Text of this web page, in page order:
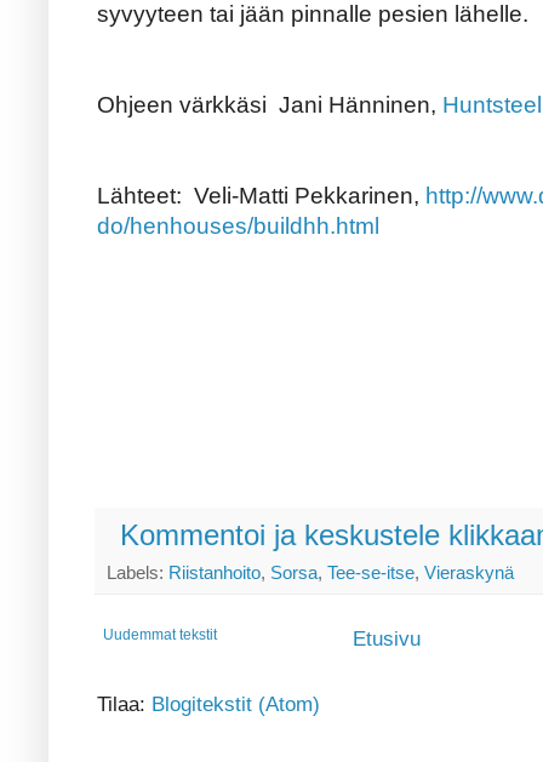
syvyyteen tai jään pinnalle pesien lähelle.
Ohjeen värkkäsi Jani Hänninen, Huntsteel
Lähteet: Veli-Matti Pekkarinen, http://
do/henhouses/buildhh.html
Kommentoi ja keskustele
Labels: Riistanhoito, Sorsa, Tee-se-itse, Vieraskynä
Uudemmat tekstit Etusivu
Tilaa: Blogitekstit (Atom)